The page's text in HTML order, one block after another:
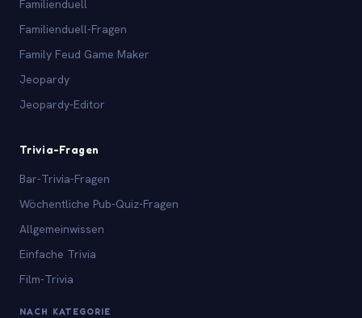
Familienduell
Familienduell-Fragen
Family Feud Game Maker
Jeopardy
Jeopardy-Editor
Trivia-Fragen
Bar-Trivia-Fragen
Wöchentliche Pub-Quiz-Fragen
Allgemeinwissen
Einfache Trivia
Film-Trivia
NACH KATEGORIE